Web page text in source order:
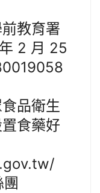
教育署
2 月 25
品衛生
食藥好